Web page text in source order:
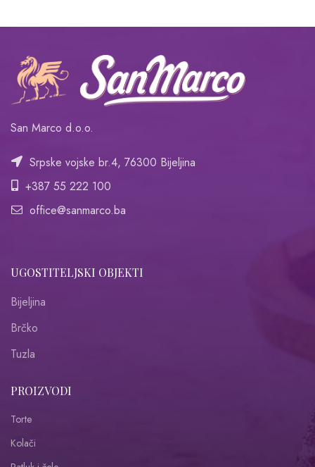
San Marco d.o.o.
Srpske vojske br.4, 76300 Bijeljina
+387 55 222 100
office@sanmarco.ba
UGOSTITELJSKI OBJEKTI
Bijeljina
Brčko
Tuzla
PROIZVODI
Torte
Kolači